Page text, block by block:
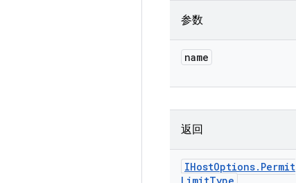
参数
name
返回
IHostOptions. Permit